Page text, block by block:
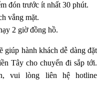
đón trước ít nhất 30 phút.
vắng mặt.
2 giờ đồng hồ.
giúp hành khách dễ dàng đặt
Tây cho chuyến đi sắp tới.
vui lòng liên hệ hotline